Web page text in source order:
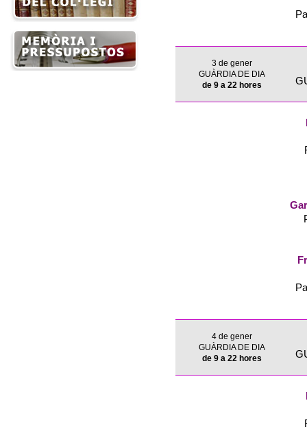
3 de gener
GUÀRDIA DE DIA
de 9 a 22 hores
4 de gener
GUÀRDIA DE DIA
de 9 a 22 hores